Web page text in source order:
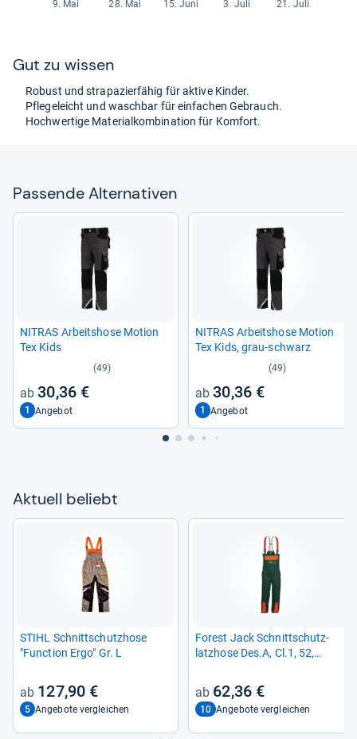
Gut zu wis­sen
Robust und stra­pa­zier­fä­hig für aktive Kin­der.
Pfle­ge­leicht und wasch­bar für ein­fa­chen Gebrauch.
Hoch­wer­tige Mate­ri­al­kom­bi­na­tion für Kom­fort.
Pas­sende Alter­na­ti­ven
NITRAS Arbeits­hose Motion
Tex Kids
(49)
30,36 €
1 Angebot
NITRAS Arbeits­hose Motion
Tex Kids, grau-​schwarz
(49)
30,36 €
1 Angebot
Aktu­ell beliebt
STIHL Schnitt­schutz­hose
"Func­tion Ergo" Gr. L
127,90 €
5 Angebote vergleichen
Forest Jack Schnitt­schutz­
latz­hose Des.A, Cl.1, 52,
62,36 €
10 Angebote vergleichen